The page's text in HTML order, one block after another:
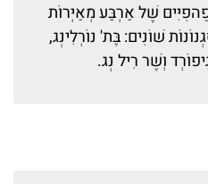
שֶׁל אַרְבַּע מְאַיְּרוֹת
שׁוֹנִים: בֶּת' נוֹרְלִינְג,
וְשֶׁר רִיל נְג.